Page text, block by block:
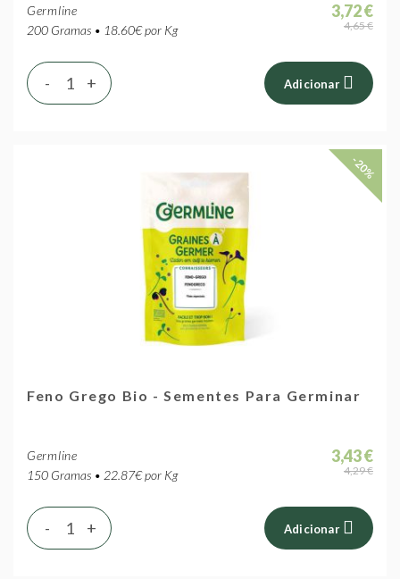
Germline
200 Gramas • 18.60€ por Kg
3,72 €
4,65 €
+
- Adicionar
-20%
Feno Grego Bio - Sementes Para Germinar
Germline
150 Gramas • 22.87€ por Kg
3,43 €
4,29 €
+
- Adicionar